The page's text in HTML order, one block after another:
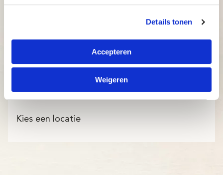
Details tonen
Accepteren
Weigeren
Kies een locatie